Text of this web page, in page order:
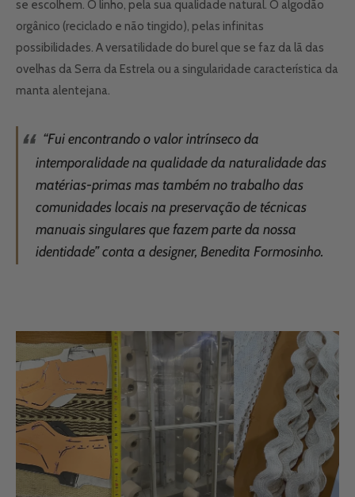
se escolhem. O linho, pela sua qualidade natural. O algodão
orgânico (reciclado e não tingido), pelas infinitas
possibilidades. A versatilidade do burel que se faz da lã das
ovelhas da Serra da Estrela ou a singularidade característica da
manta alentejana.
“Fui encontrando o valor intrínseco da
intemporalidade na qualidade da naturalidade das
matérias-primas mas também no trabalho das
comunidades locais na preservação de técnicas
manuais singulares que fazem parte da nossa
identidade” conta a designer, Benedita Formosinho.